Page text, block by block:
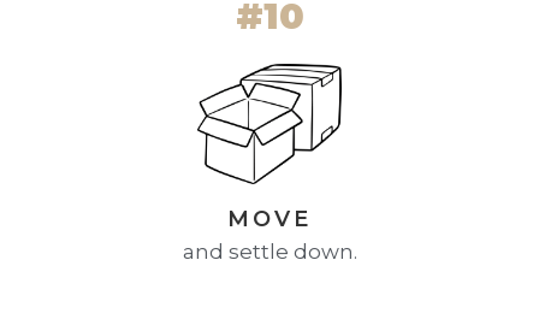
#10
MOVE
and settle down.